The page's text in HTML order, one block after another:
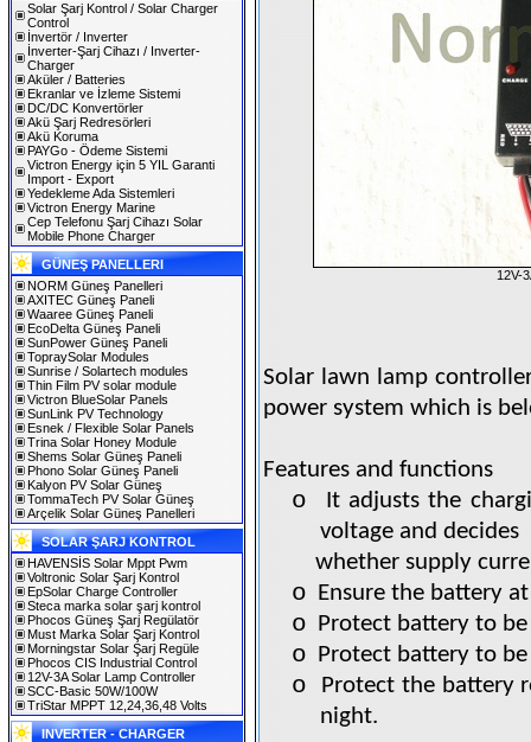
Solar Şarj Kontrol / Solar Charger
Control
İnvertör / Inverter
İnverter-Şarj Cihazı / Inverter-
Charger
Aküler / Batteries
Ekranlar ve İzleme Sistemi
DC/DC Konvertörler
Akü Şarj Redresörleri
Akü Koruma
PAYGo - Ödeme Sistemi
Victron Energy için 5 YIL Garanti
Import - Export
Yedekleme Ada Sistemleri
Victron Energy Marine
Cep Telefonu Şarj Cihazı Solar
Mobile Phone Charger
GÜNEŞ PANELLERI
NORM Güneş Panelleri
AXITEC Güneş Paneli
Waaree Güneş Paneli
EcoDelta Güneş Paneli
SunPower Güneş Paneli
TopraySolar Modules
Sunrise / Solartech modules
Thin Film PV solar module
Victron BlueSolar Panels
SunLink PV Technology
Esnek / Flexible Solar Panels
Trina Solar Honey Module
Shems Solar Güneş Paneli
Phono Solar Güneş Paneli
Kalyon PV Solar Güneş
TommaTech PV Solar Güneş
Arçelik Solar Güneş Panelleri
SOLAR ŞARJ KONTROL
HAVENSİS Solar Mppt Pwm
Voltronic Solar Şarj Kontrol
EpSolar Charge Controller
Steca marka solar şarj kontrol
Phocos Güneş Şarj Regülatör
Must Marka Solar Şarj Kontrol
Morningstar Solar Şarj Regüle
Phocos CIS Industrial Control
12V-3A Solar Lamp Controller
SCC-Basic 50W/100W
TriStar MPPT 12,24,36,48 Volts
INVERTER - CHARGER
12V-
Solar lawn lamp
power system which is
Features and functions
o
It adjusts the
voltage and decides
whether supply
o Ensure the battery
o Protect battery to
o Protect battery to
o
Protect the battery
night.